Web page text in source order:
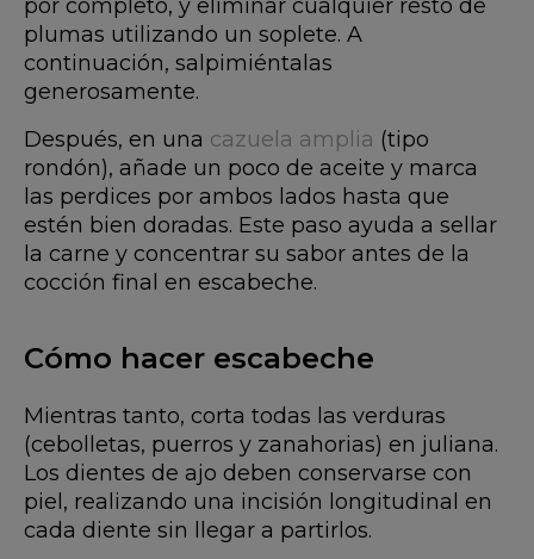
por completo, y eliminar cualquier resto de
plumas utilizando un soplete. A
continuación, salpimiéntalas
generosamente.
Después, en una cazuela amplia (tipo
rondón), añade un poco de aceite y marca
las perdices por ambos lados hasta que
estén bien doradas. Este paso ayuda a sellar
la carne y concentrar su sabor antes de la
cocción final en escabeche.
Cómo hacer escabeche
Mientras tanto, corta todas las verduras
(cebolletas, puerros y zanahorias) en juliana.
Los dientes de ajo deben conservarse con
piel, realizando una incisión longitudinal en
cada diente sin llegar a partirlos.